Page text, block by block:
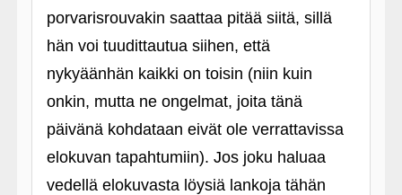
porvarisrouvakin saattaa pitää siitä, sillä
hän voi tuudittautua siihen, että
nykyäänhän kaikki on toisin (niin kuin
onkin, mutta ne ongelmat, joita tänä
päivänä kohdataan eivät ole verrattavissa
elokuvan tapahtumiin). Jos joku haluaa
vedellä elokuvasta löysiä lankoja tähän